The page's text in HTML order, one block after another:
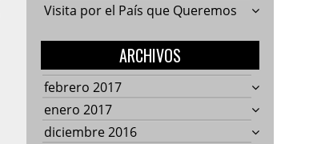
Visita por el País que Queremos
ARCHIVOS
febrero 2017
enero 2017
diciembre 2016